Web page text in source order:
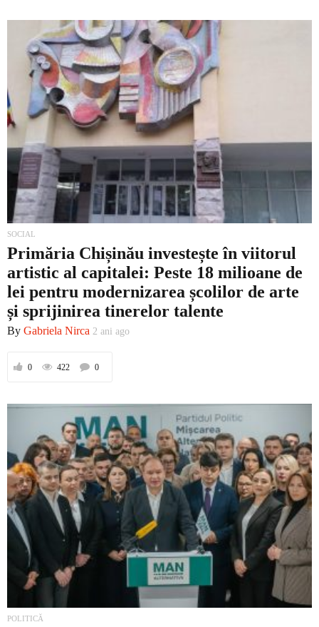
SOCIAL
Primăria Chișinău investește în viitorul
artistic al capitalei: Peste 18 milioane de
lei pentru modernizarea școlilor de arte
și sprijinirea tinerelor talente
By Gabriela Nirca 2 ani ago
0 422 0
POLITICĂ